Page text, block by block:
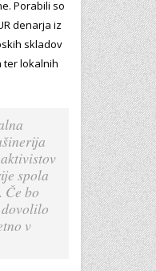
Porabili so
denarja iz
skladov
ter lokalnih
spola
Če bo
dovolilo
v